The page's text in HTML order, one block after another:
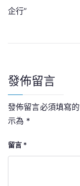
章
導
企行”
發佈留言
發佈留言必須填寫
示為 *
留言 *